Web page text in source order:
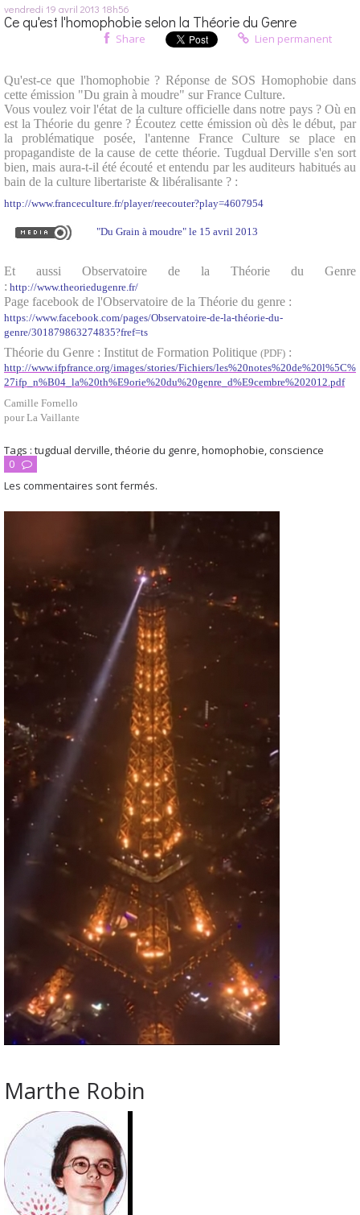
Marthe Robin
vendredi 19 avril 2013 18h56
Ce qu'est l'homophobie selon la Théorie du Genre
Share Lien permanent
Qu'est-ce que l'homophobie ? Réponse de SOS Homophobie dans
cette émission "Du grain à moudre" sur France Culture.
Vous voulez voir l'état de la culture officielle dans notre pays ? Où en
est la Théorie du genre ? Écoutez cette émission où dès le début, par
la problématique posée, l'antenne France Culture se place en
propagandiste de la cause de cette théorie. Tugdual Derville s'en sort
bien, mais aura-t-il été écouté et entendu par les auditeurs habitués au
bain de la culture libertariste & libéralisante ? :
http://www.franceculture.fr/player/reecouter?play=4607954
"Du Grain à moudre" le 15 avril 2013
Et aussi Observatoire de la Théorie du Genre
: http://www.theoriedugenre.fr/
Page facebook de l'Observatoire de la Théorie du genre :
https://www.facebook.com/pages/Observatoire-de-la-théorie-du-
genre/301879863274835?fref=ts
Théorie du Genre : Institut de Formation Politique (PDF) :
http://www.ifpfrance.org/images/stories/Fichiers/les%20notes%20de%20l%5C%
27ifp_n%B04_la%20th%E9orie%20du%20genre_d%E9cembre%202012.pdf
Camille Fornello
pour La Vaillante
Tags : tugdual derville,théorie du genre,homophobie,conscience
0
Les commentaires sont fermés.